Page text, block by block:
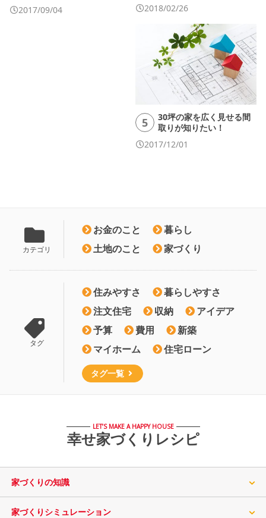
2017/09/04
2018/02/26
5
30坪の家を広く見せる間
取りが知りたい！
2017/12/01
カテゴリ
お金のこと
暮らし
土地のこと
家づくり
タグ
住みやすさ
暮らしやすさ
注文住宅
収納
アイデア
予算
費用
新築
マイホーム
住宅ローン
タグ一覧
LET’S MAKE A HAPPY HOUSE
幸せ家づくりレシピ
家づくりの知識
家づくりシミュレーション